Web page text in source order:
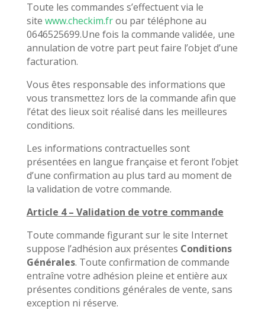
Toute les commandes s’effectuent via le
site www.checkim.frou par téléphone au
0646525699.Une fois la commande validée, une
annulation de votre part peut faire l’objet d’une
facturation.
Vous êtes responsable des informations que
vous transmettez lors de la commande afin que
l’état des lieux soit réalisé dans les meilleures
conditions.
Les informations contractuelles sont
présentées en langue française et feront l’objet
d’une confirmation au plus tard au moment de
la validation de votre commande.
Article 4 – Validation de votre commande
Toute commande figurant sur le site Internet
suppose l’adhésion aux présentes Conditions
Générales. Toute confirmation de commande
entraîne votre adhésion pleine et entière aux
présentes conditions générales de vente, sans
exception ni réserve.